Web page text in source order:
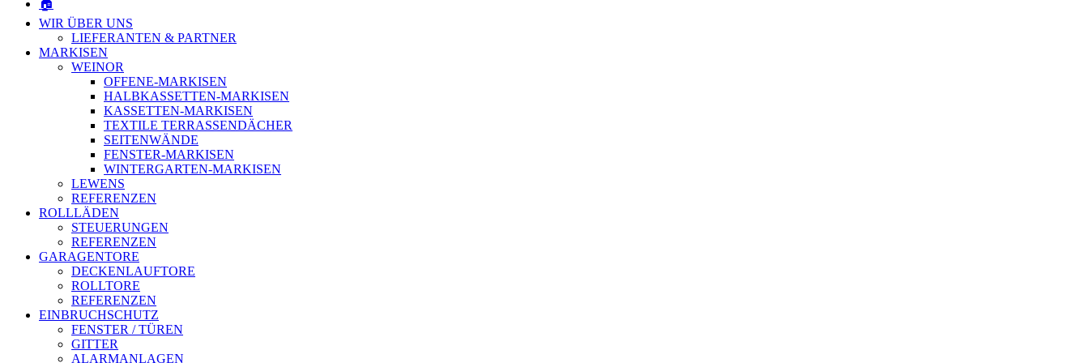
🏠
WIR ÜBER UNS
LIEFERANTEN & PARTNER
MARKISEN
WEINOR
OFFENE-MARKISEN
HALBKASSETTEN-MARKISEN
KASSETTEN-MARKISEN
TEXTILE TERRASSENDÄCHER
SEITENWÄNDE
FENSTER-MARKISEN
WINTERGARTEN-MARKISEN
LEWENS
REFERENZEN
ROLLLÄDEN
STEUERUNGEN
REFERENZEN
GARAGENTORE
DECKENLAUFTORE
ROLLTORE
REFERENZEN
EINBRUCHSCHUTZ
FENSTER / TÜREN
GITTER
ALARMANLAGEN